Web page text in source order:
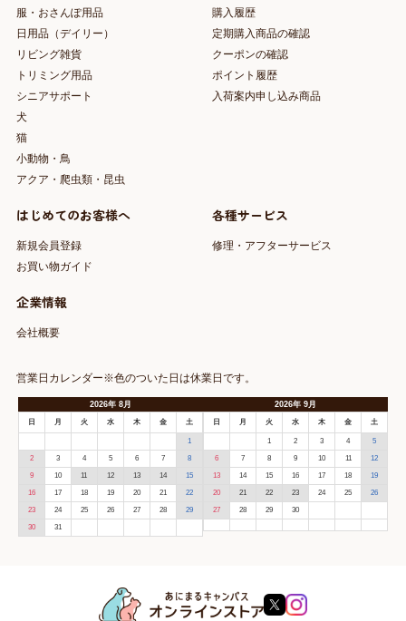
服・おさんぽ用品
日用品（デイリー）
リビング雑貨
トリミング用品
シニアサポート
犬
猫
小動物・鳥
アクア・爬虫類・昆虫
購入履歴
定期購入商品の確認
クーポンの確認
ポイント履歴
入荷案内申し込み商品
はじめてのお客様へ
新規会員登録
お買い物ガイド
各種サービス
修理・アフターサービス
企業情報
会社概要
営業日カレンダー※色のついた日は休業日です。
2026年 8月
日 月 火 水 木 金 土
1
2 3 4 5 6 7 8
9 10 11 12 13 14 15
16 17 18 19 20 21 22
23 24 25 26 27 28 29
30 31
2026年9月
日 月 火 水 木 金 土
1 2 3 4 5
6 7 8 9 10 11 12
13 14 15 16 17 18 19
20 21 22 23 24 25 26
27 28 29 30